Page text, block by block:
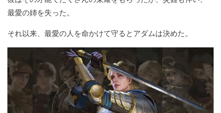
最愛の姉を失った。
それ以来、最愛の人を命かけて守るとアダムは決めた。